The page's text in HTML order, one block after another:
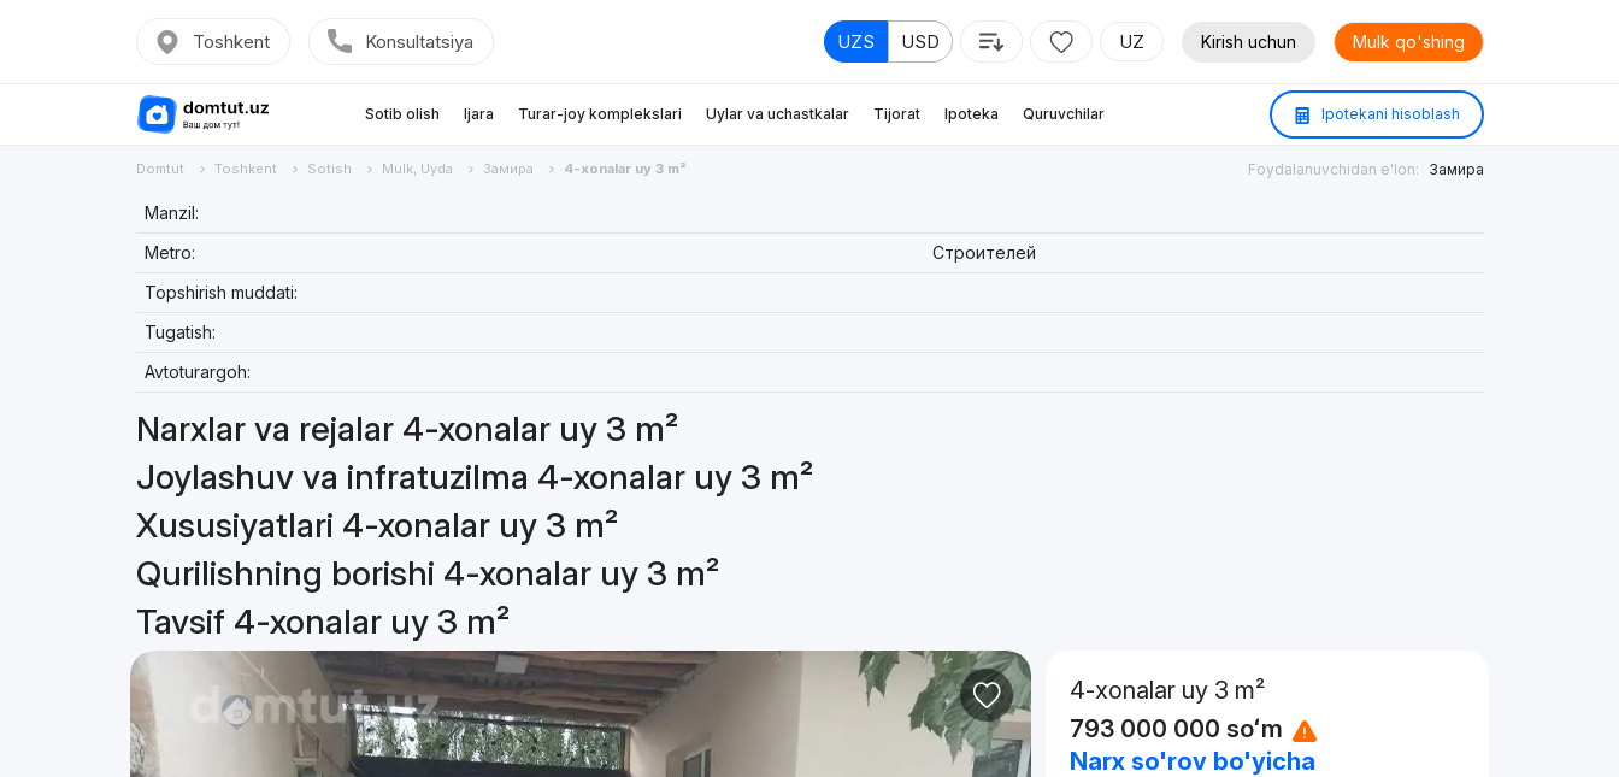
Toshkent Konsultatsiya UZS USD UZ Kirish uchun Mulk qo'shing
Sotib olish Ijara Turar-joy komplekslari Uylar va uchastkalar Tijorat Ipoteka Quruvchilar Ipotekani hisoblash
Domtut Toshkent Sotish Mulk, Uyda Замира 4-xonalar uy 3 m² Foydalanuvchidan e'lon: Замира
Manzil:
Metro:
Строителей
Topshirish muddati:
Tugatish:
Avtoturargoh:
Narxlar va rejalar 4-xonalar uy 3 m²
Joylashuv va infratuzilma 4-xonalar uy 3 m²
Xususiyatlari 4-xonalar uy 3 m²
Qurilishning borishi 4-xonalar uy 3 m²
Tavsif 4-xonalar uy 3 m²
4-xonalar uy 3 m²
793 000 000 soʻm
Narx so'rov bo'yicha